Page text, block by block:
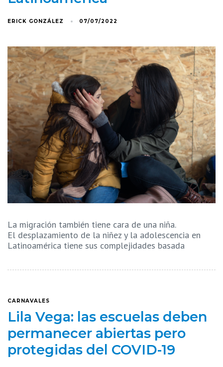
ERICK GONZÁLEZ 07/07/2022
La migración también tiene cara de una niña.
El desplazamiento de la niñez y la adolescencia en
Latinoamérica tiene sus complejidades basada
CARNAVALES
Lila Vega: las escuelas deben
permanecer abiertas pero
protegidas del COVID-19